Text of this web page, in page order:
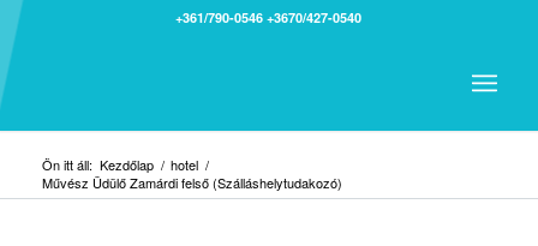
+361/790-0546 +3670/427-0540
Ön itt áll: Kezdőlap / hotel /
Művész Üdülő Zamárdi felső (Szálláshelytudakozó)